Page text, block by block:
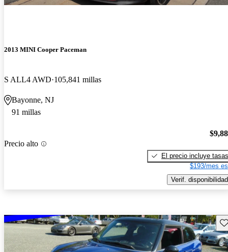
2013 MINI Cooper Paceman
S ALL4 AWD 105,841 millas
Bayonne, NJ
91 millas
Precio alto
El precio incluye tasas
$193/mes
Verif. disponibilidad